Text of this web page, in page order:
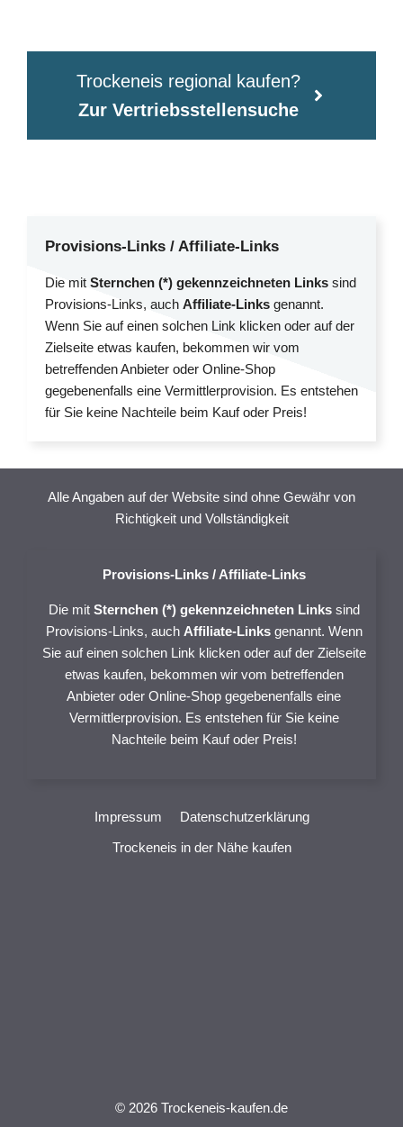
Trockeneis regional kaufen?
Zur Vertriebsstellensuche
Provisions-Links / Affiliate-Links
Die mit Sternchen (*) gekennzeichneten Links sind
Provisions-Links, auch Affiliate-Links genannt.
Wenn Sie auf einen solchen Link klicken oder auf der
Zielseite etwas kaufen, bekommen wir vom
betreffenden Anbieter oder Online-Shop
gegebenenfalls eine Vermittlerprovision. Es entstehen
für Sie keine Nachteile beim Kauf oder Preis!
Alle Angaben auf der Website sind ohne Gewähr von
Richtigkeit und Vollständigkeit
Provisions-Links / Affiliate-Links
Die mit Sternchen (*) gekennzeichneten Linkssind
Provisions-Links, auch Affiliate-Linksgenannt. Wenn
Sie auf einen solchen Link klicken oder auf der Zielseite
etwas kaufen, bekommen wir vom betreffenden
Anbieter oder Online-Shop gegebenenfalls eine
Vermittlerprovision. Es entstehen für Sie keine
Nachteile beim Kauf oder Preis!
Impressum
Datenschutzerklärung
Trockeneis in der Nähe kaufen
© 2026 Trockeneis-kaufen.de